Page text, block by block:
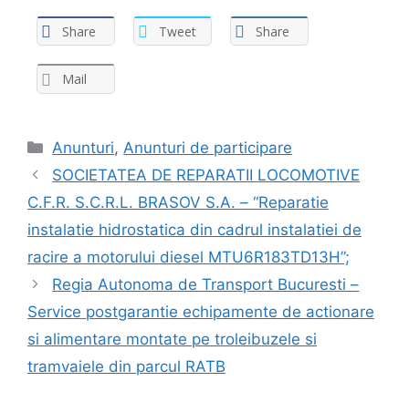
Share Tweet Share
Mail
Anunturi,Anunturi de participare
SOCIETATEA DE REPARATII LOCOMOTIVE
C.F.R. S.C.R.L. BRASOV S.A. – “Reparatie
instalatie hidrostatica din cadrul instalatiei de
racire a motorului diesel MTU6R183TD13H”;
Regia Autonoma de Transport Bucuresti –
Service postgarantie echipamente de actionare
si alimentare montate pe troleibuzele si
tramvaiele din parcul RATB